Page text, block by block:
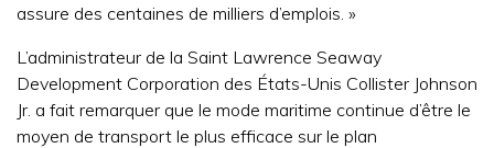
assure des centaines de milliers d’emplois. »
L’administrateur de la Saint Lawrence Seaway
Development Corporation des États-Unis Collister Johnson
Jr. a fait remarquer que le mode maritime continue d’être le
moyen de transport le plus efficace sur le plan